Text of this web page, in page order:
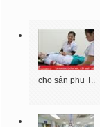
cho sản phụ T..